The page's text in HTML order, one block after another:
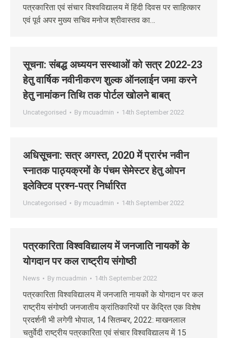
पत्रकारिता एवं संचार विश्वविद्यालय में हिंदी दिवस पर साहित्कार
एवं पूर्व अपर मुख्य सचिव मनोज श्रीवास्तव का…
सूचना: संबद्ध अध्‍ययन सस्‍थाओं को सत्र 2022-23
हेतु वार्षिक नवीनीकरण शुल्‍क ऑनलाईन जमा करने
हेतु नामांकन तिथि तक पोर्टल खोलने बाबत्
Uncategorised By mcuadmin 14th September 2022
अधिसूचना: सत्र अगस्‍त, 2020 में प्रारंभ नवीन
स्‍नातक पाठ्यक्रमों के पंचम सेमेस्‍टर हेतु ओपन
इलेक्टिव प्रश्‍न-पत्र निर्धारित
Uncategorised By mcuadmin 14th September 2022
पत्रकारिता विश्वविद्यालय में जनजाति नायकों के
योगदान पर कल राष्ट्रीय संगोष्ठी
News By mcuadmin 14th September 2022
पत्रकारिता विश्वविद्यालय में जनजाति नायकों के योगदान पर कल
राष्ट्रीय संगोष्ठी जनजातीय क्रांतिकारियों पर केंद्रित एक विशेष
प्रदर्शनी भी लगेगी भोपाल, 14 सितम्‍बर, 2022: माखनलाल
चतुर्वेदी राष्ट्रीय पत्रकारिता एवं संचार विश्वविद्यालय में 15